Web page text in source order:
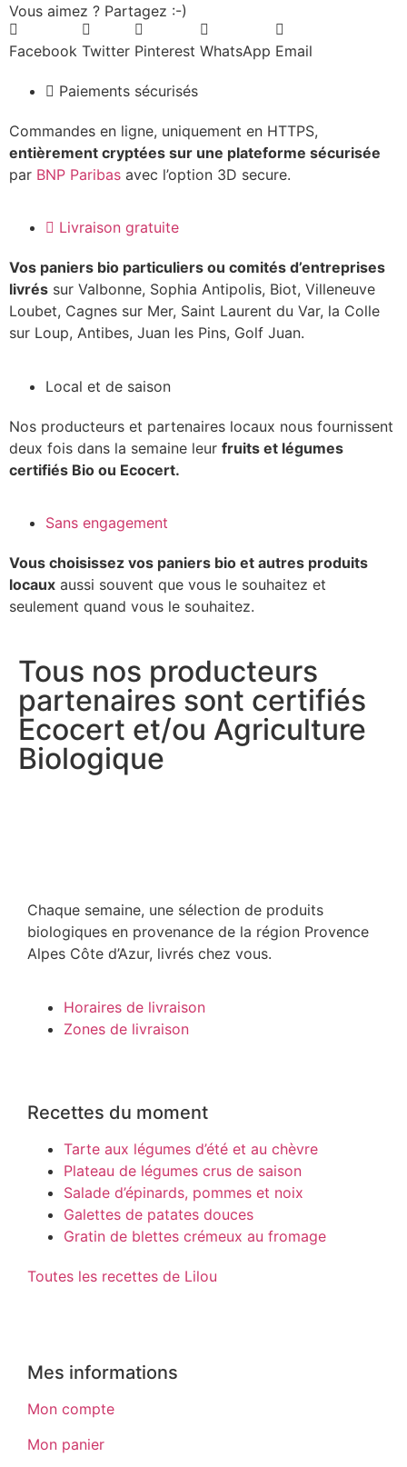
Vous aimez ? Partagez :-)
Facebook Twitter Pinterest WhatsApp Email
Paiements sécurisés
Commandes en ligne, uniquement en HTTPS,
entièrement cryptées sur une plateforme sécurisée
par BNP Paribas avec l’option 3D secure.
Livraison gratuite
Vos paniers bio particuliers ou comités d’entreprises
livrés sur Valbonne, Sophia Antipolis, Biot, Villeneuve
Loubet, Cagnes sur Mer, Saint Laurent du Var, la Colle
sur Loup, Antibes, Juan les Pins, Golf Juan.
Local et de saison
Nos producteurs et partenaires locaux nous fournissent
deux fois dans la semaine leur fruits et légumes
certifiés Bio ou Ecocert.
Sans engagement
Vous choisissez vos paniers bio et autres produits
locaux aussi souvent que vous le souhaitez et
seulement quand vous le souhaitez.
Tous nos producteurs
partenaires sont certifiés
Ecocert et/ou Agriculture
Biologique
Chaque semaine, une sélection de produits
biologiques en provenance de la région Provence
Alpes Côte d’Azur, livrés chez vous.
Horaires de livraison
Zones de livraison
Recettes du moment
Tarte aux légumes d’été et au chèvre
Plateau de légumes crus de saison
Salade d’épinards, pommes et noix
Galettes de patates douces
Gratin de blettes crémeux au fromage
Toutes les recettes de Lilou
Mes informations
Mon compte
Mon panier